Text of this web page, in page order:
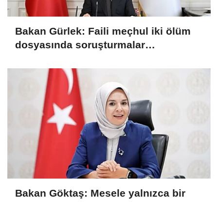
Bakan Gürlek: Faili meçhul iki ölüm
dosyasında soruşturmalar
Bakan Göktaş: Mesele yalnızca bir